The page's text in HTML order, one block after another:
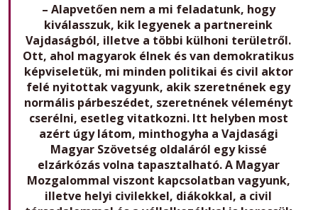
– Alapvetően nem a mi feladatunk, hogy
kiválasszuk, kik legyenek a partnereink
Vajdaságból, illetve a többi külhoni területről.
Ott, ahol magyarok élnek és van demokratikus
képviseletük, mi minden politikai és civil aktor
felé nyitottak vagyunk, akik szeretnének egy
normális párbeszédet, szeretnének véleményt
cserélni, esetleg vitatkozni. Itt helyben most
azért úgy látom, minthogyha a Vajdasági
Magyar Szövetség oldaláról egy kissé
elzárkózás volna tapasztalható. A Magyar
Mozgalommal viszont kapcsolatban vagyunk,
illetve helyi civilekkel, diákokkal, a civil